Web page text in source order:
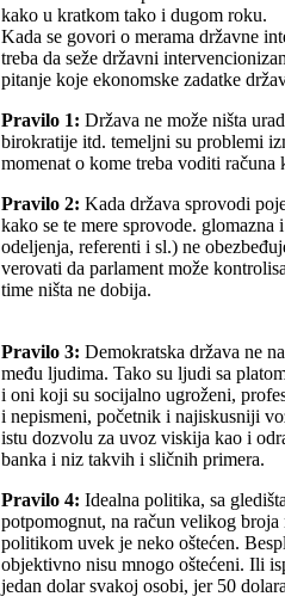
kako u kratkom tako i dugom roku.
Kada se govori o merama državne
treba da seže državni
pitanje koje ekonomske zadatke
Pravilo 1: Država ne može ništa
birokratije itd. temeljni su problemi
momenat o kome treba voditi računa
Pravilo 2: Kada država sprovodi
kako se te mere sprovode.
odeljenja, referenti i sl.) ne
verovati da parlament može
time ništa ne dobija.
Pravilo 3: Demokratska država ne
među ljudima. Tako su ljudi sa
i oni koji su socijalno ugroženi,
i nepismeni, početnik i najiskusniji
istu dozvolu za uvoz viskija kao i
banka i niz takvih i sličnih primera.
Pravilo 4: Idealna politika, sa
potpomognut, na račun velikog
politikom uvek je neko oštećen.
objektivno nisu mnogo oštećeni. Ili
jedan dolar svakoj osobi, jer 50